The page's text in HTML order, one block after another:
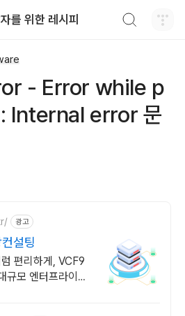
를 위한 레시피
- Error while p
Internal error 문
광고
설팅
편리하게, VCF9
규모 엔터프라이즈